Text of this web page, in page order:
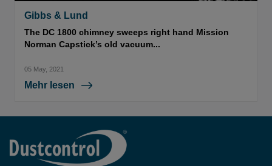
Gibbs & Lund
The DC 1800 chimney sweeps right hand Mission
Norman Capstick’s old vacuum...
05 May, 2021
Mehr lesen